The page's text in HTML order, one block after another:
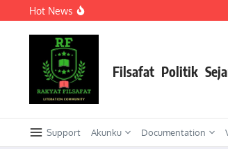
Lewati ke konten
Hot News
KEPEMIMPINAN
Meneguhkan Kepemimpinan
Filsafat Politik
Support Akunku Documentation